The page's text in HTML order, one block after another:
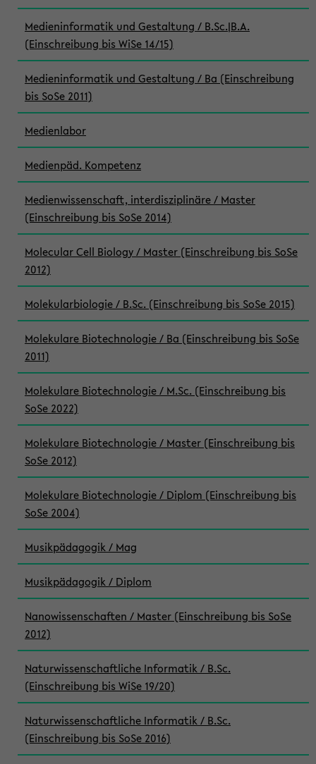
Medieninformatik und Gestaltung / B.Sc.|B.A.
(Einschreibung bis WiSe 14/15)
Medieninformatik und Gestaltung / Ba (Einschreibung
bis SoSe 2011)
Medienlabor
Medienpäd. Kompetenz
Medienwissenschaft, interdisziplinäre / Master
(Einschreibung bis SoSe 2014)
Molecular Cell Biology / Master (Einschreibung bis SoSe
2012)
Molekularbiologie / B.Sc. (Einschreibung bis SoSe 2015)
Molekulare Biotechnologie / Ba (Einschreibung bis SoSe
2011)
Molekulare Biotechnologie / M.Sc. (Einschreibung bis
SoSe 2022)
Molekulare Biotechnologie / Master (Einschreibung bis
SoSe 2012)
Molekulare Biotechnologie / Diplom (Einschreibung bis
SoSe 2004)
Musikpädagogik / Mag
Musikpädagogik / Diplom
Nanowissenschaften / Master (Einschreibung bis SoSe
2012)
Naturwissenschaftliche Informatik / B.Sc.
(Einschreibung bis WiSe 19/20)
Naturwissenschaftliche Informatik / B.Sc.
(Einschreibung bis SoSe 2016)